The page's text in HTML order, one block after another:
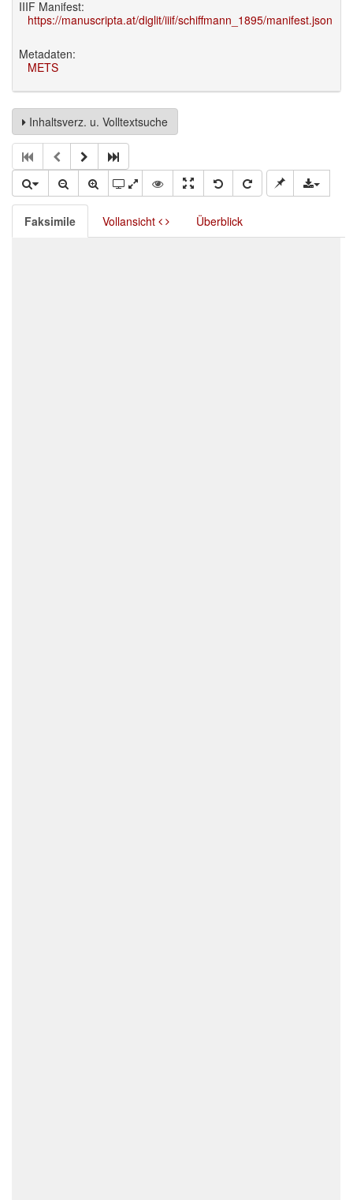
IIIF Manifest:
https://manuscripta.at/diglit/iiif/schiffmann_1895/manifest.json
Metadaten:
METS
Inhaltsverz. u. Volltextsuche
Faksimile Vollansicht Überblick